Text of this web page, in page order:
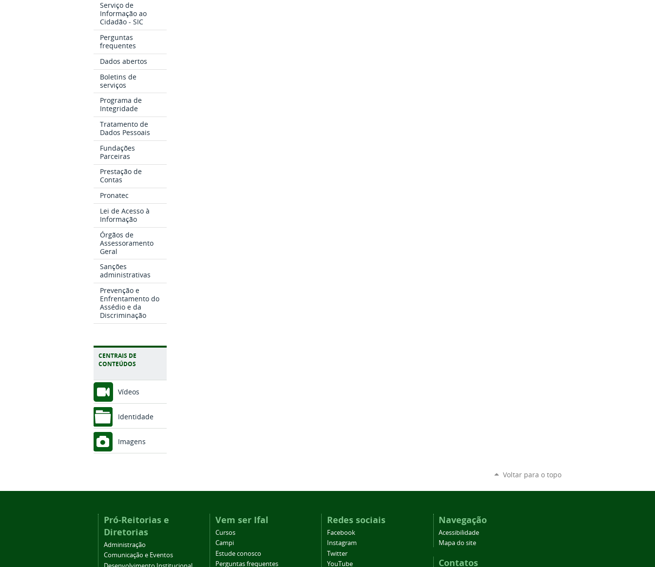
Serviço de
Informação ao
Cidadão - SIC
Perguntas
frequentes
Dados abertos
Boletins de
serviços
Programa de
Integridade
Tratamento de
Dados Pessoais
Fundações
Parceiras
Prestação de
Contas
Pronatec
Lei de Acesso à
Informação
Órgãos de
Assessoramento
Geral
Sanções
administrativas
Prevenção e
Enfrentamento do
Assédio e da
Discriminação
CENTRAIS DE
CONTEÚDOS
Vídeos
Identidade
Imagens
Voltar para o topo
Pró-Reitorias e
Diretorias
Administração
Comunicação e Eventos
Vem ser Ifal
Cursos
Campi
Estude conosco
Perguntas frequentes
Redes sociais
Facebook
Instagram
Twitter
YouTube
Navegação
Acessibilidade
Mapa do site
Contatos